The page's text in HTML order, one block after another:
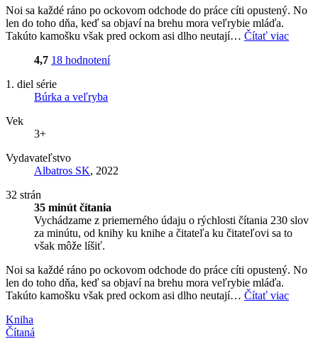
Noi sa každé ráno po ockovom odchode do práce cíti opustený. No
len do toho dňa, keď sa objaví na brehu mora veľrybie mláďa.
Takúto kamošku však pred ockom asi dlho neutají… Čítať viac
4,7 18 hodnotení
1. diel série
Búrka a veľryba
Vek
3+
Vydavateľstvo
Albatros SK, 2022
32 strán
35 minút čítania
Vychádzame z priemerného údaju o rýchlosti čítania 230 slov
za minútu, od knihy ku knihe a čitateľa ku čitateľovi sa to
však môže líšiť.
Noi sa každé ráno po ockovom odchode do práce cíti opustený. No
len do toho dňa, keď sa objaví na brehu mora veľrybie mláďa.
Takúto kamošku však pred ockom asi dlho neutají… Čítať viac
Kniha
Čítaná